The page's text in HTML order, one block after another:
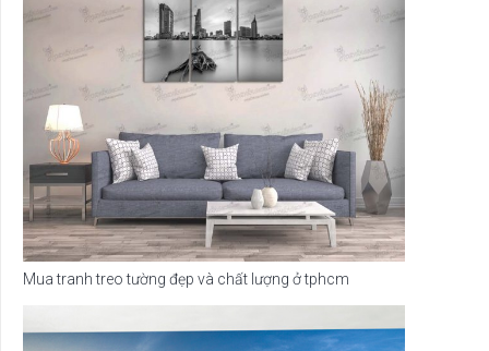
Mua tranh treo tường đẹp và chất lượng ở tphcm